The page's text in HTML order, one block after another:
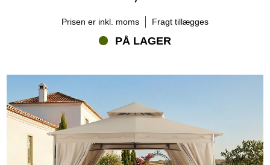
Prisen er inkl. moms Fragt tillægges
PÅ LAGER